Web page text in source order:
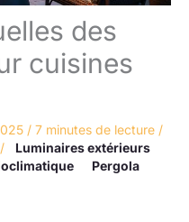
des
cuisines
/ 7 minutes de lecture /
/
Luminaires extérieurs
Pergola